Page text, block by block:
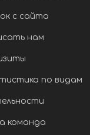
с сайта
нам
по видам
команда